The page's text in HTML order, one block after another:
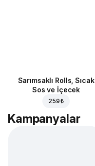
Sarımsaklı Rolls, Sıcak
Sos ve İçecek
259 ₺
Kampanyalar